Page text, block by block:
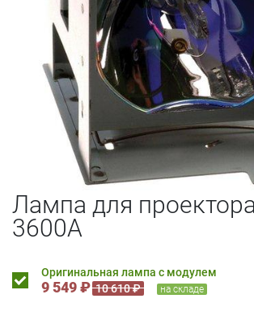
Лампа для
3600A
Оригинальная лампа с модулем
9 549 ₽ 10 610 ₽ на складе